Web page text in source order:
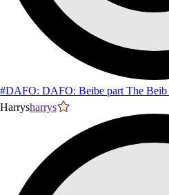
#DAFO: DAFO: Beibe part The
Harrysharrys